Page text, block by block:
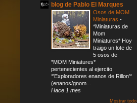
blog de Pablo El Marques
Osos de MOM
Miniaturas -
*Miniaturas de
Mom
Miniatures* Hoy
traigo un lote de
5 osos de
*MOM Miniatures*
pertenecientes al ejercito
*'Exploradores enanos de Rillon'*
(enanos/gnom...
Hace 1 mes
Mostrar todo